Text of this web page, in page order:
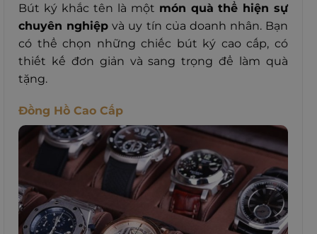
Bút ký khắc tên là một món quà thể hiện sự
chuyên nghiệp và uy tín của doanh nhân. Bạn
có thể chọn những chiếc bút ký cao cấp, có
thiết kế đơn giản và sang trọng để làm quà
tặng.
Đồng Hồ Cao Cấp